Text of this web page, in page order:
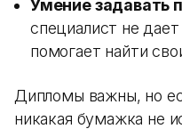
Умение задавать
специалист не
помогает найти
Дипломы важны, но
никакая бумажка не